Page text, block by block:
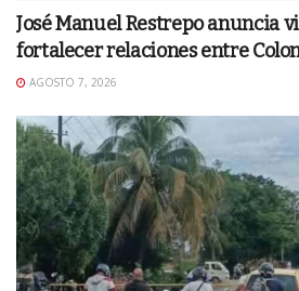
José Manuel Restrepo anuncia
fortalecer relaciones entre
AGOSTO 7, 2026